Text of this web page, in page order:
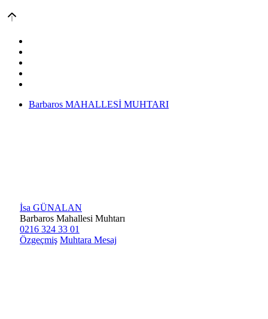
Barbaros MAHALLESİ MUHTARI
İsa GÜNALAN
Barbaros Mahallesi Muhtarı
0216 324 33 01
Özgeçmiş Muhtara Mesaj